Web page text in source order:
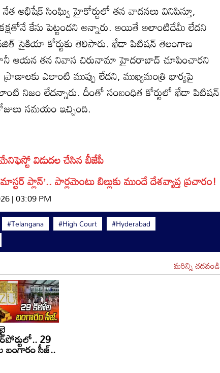
అభిషేక్ సింఘ్వి హైకోర్టులో తన వాదనలు వినిపిస్తూ,
కేసు పెట్టందని అన్నారు. అయితే అలాంటిదేమీ లేదని
సైకియా కోర్టుకు తెలిపారు. ఖేడా పిటిషన్ తెలంగాణ
ఆయన తన నివాస చిరునామా హైదరాబాద్ చూపించారని
ఎలాంటి ముప్పు లేదని, ముఖ్యమంత్రి భార్యపై
నిజం లేదన్నారు. దీంతో సంబంధిత కోర్టులో ఖేడా పిటిషన్
సమయం ఇచ్చింది.
విడుదల చేసిన బీజేపీ
ప్లాన్’.. పార్లమెంటు బిల్లుకు ముందే దేశవ్యాప్త ప్రచారం!
| 03:09 PM
#Telangana #High Court
#Hyderabad
మరిన్ని చదవండి
29
బంగారం సీజ్..